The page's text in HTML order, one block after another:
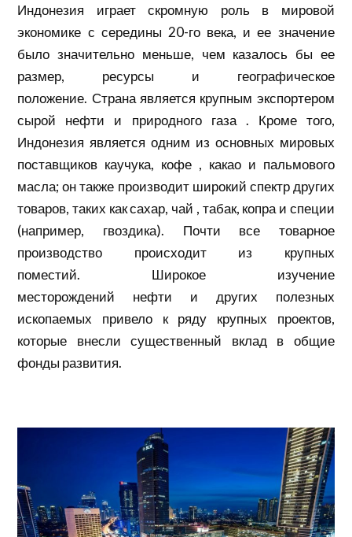
Индонезия играет скромную роль в мировой
экономике с середины 20-го века, и ее значение
было значительно меньше, чем казалось бы ее
размер, ресурсы и географическое
положение. Страна является крупным экспортером
сырой нефти и природного газа. Кроме того,
Индонезия является одним из основных мировых
поставщиков каучука, кофе , какао и пальмового
масла; он также производит широкий спектр других
товаров, таких как сахар, чай , табак, копра и специи
(например, гвоздика). Почти все товарное
производство происходит из крупных
поместий. Широкое изучение
месторождений нефти и других полезных
ископаемых привело к ряду крупных проектов,
которые внесли существенный вклад в общие
фонды развития.